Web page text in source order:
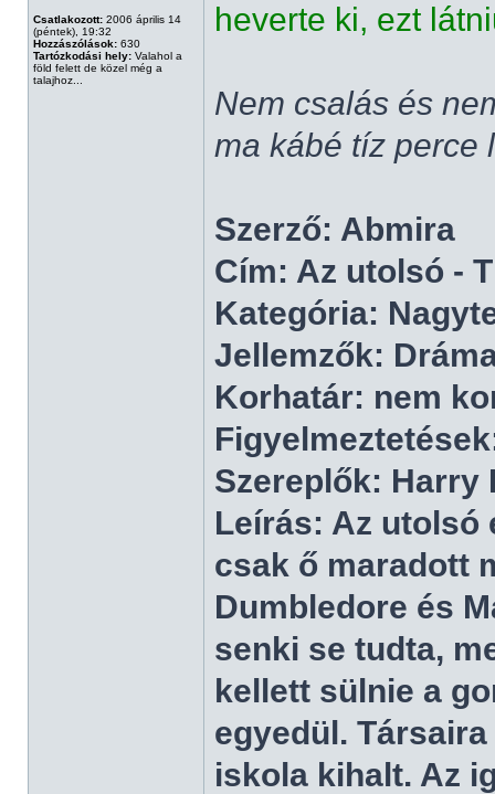
Csatlakozott: 2006 április 14
(péntek), 19:32
Hozzászólások: 630
Tartózkodási hely: Valahol a
föld felett de közel még a
talajhoz...
heverte ki, ezt
Nem csalás és
ma kábé tíz perce
Szerző: Abmira
Cím: Az utolsó -
Kategória:
Jellemzők:
Korhatár: nem
Szereplők: Harry
Leírás: Az utolsó
csak ő maradott
Dumbledore és
senki se tudta,
kellett sülnie a
egyedül.
iskola kihalt. Az